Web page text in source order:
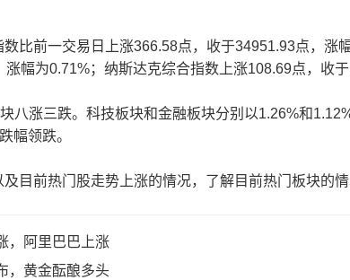
前一交易日上涨366.58点，收于34951.93点，涨
幅为0.71%；纳斯达克综合指数上涨108.69点，收
涨三跌。科技板块和金融板块分别以1.26%和
幅领跌。
前热门股走势上涨的情况，了解目前热门板块的
，阿里巴巴上涨
，黄金酝酿多头